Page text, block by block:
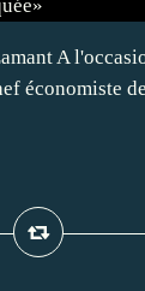
A
économiste